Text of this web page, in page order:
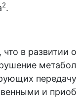
2.
в развитии
и